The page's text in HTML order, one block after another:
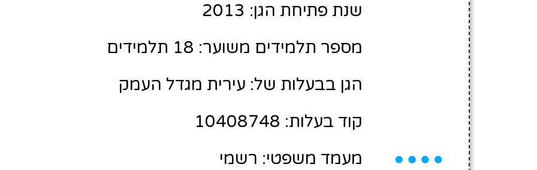
שנת פתיחת הגן: 2013
מספר תלמידים משוער: 18 תלמידים
הגן בבעלות של: עירית מגדל העמק
קוד בעלות: 10408748
מעמד משפטי: רשמי